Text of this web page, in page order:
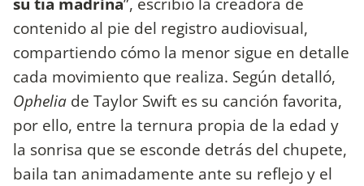
contenido al pie del registro audiovisual,
compartiendo cómo la menor sigue en detalle
cada movimiento que realiza. Según detalló,
Ophelia de Taylor Swift es su canción favorita,
por ello, entre la ternura propia de la edad y
la sonrisa que se esconde detrás del chupete,
baila tan animadamente ante su reflejo y el